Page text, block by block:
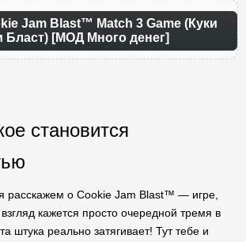
Jam Blast™ Match 3 Game (Куки
Бласт) [МОД Много денег]
становится
расскажем о Cookie Jam Blast™ — игре,
кажется просто очередной тремя в
штука реально затягивает! Тут тебе и